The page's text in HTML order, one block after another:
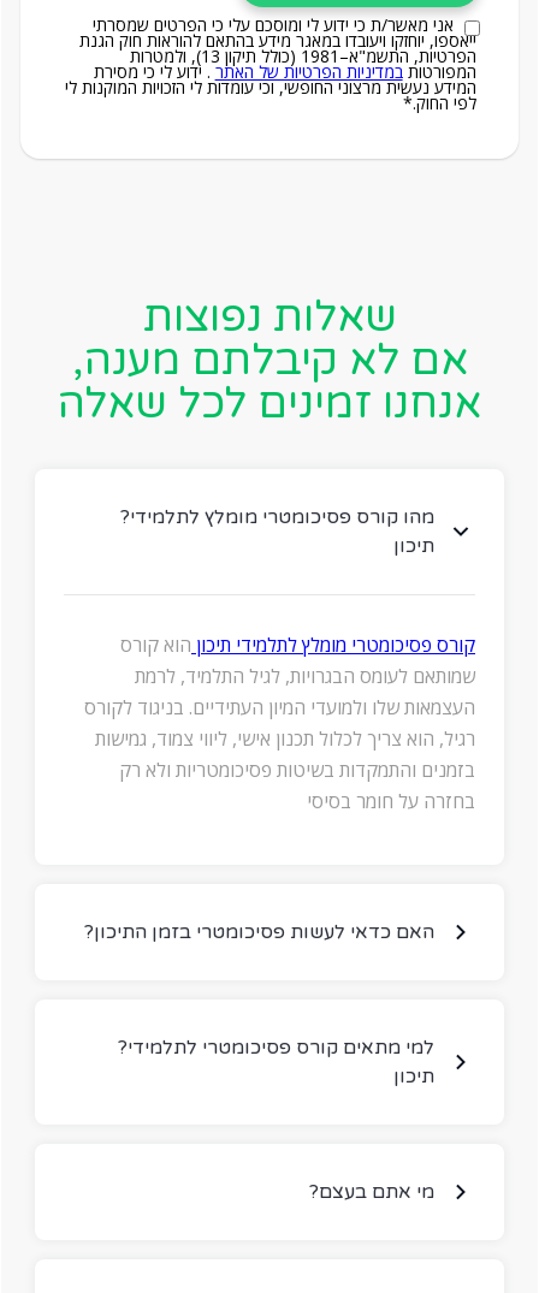
אני מאשר/ת כי ידוע לי ומוסכם עלי כי הפרטים שמסרתי
ייאספו, יוחזקו ויעובדו במאגר מידע בהתאם להוראות חוק הגנת
הפרטיות, התשמ"א–1981 (כולל תיקון 13), ולמטרות
המפורטות במדיניות הפרטיות של האתר . ידוע לי כי מסירת
המידע נעשית מרצוני החופשי, וכי עומדות לי הזכויות המוקנות לי
לפי החוק.*
שאלות נפוצות
אם לא קיבלתם מענה,
אנחנו זמינים לכל שאלה
?מהו קורס פסיכומטרי מומלץ לתלמידי
תיכון
קורס פסיכומטרי מומלץ לתלמידי תיכון הוא קורס
שמותאם לעומס הבגרויות, לגיל התלמיד, לרמת
העצמאות שלו ולמועדי המיון העתידיים. בניגוד לקורס
רגיל, הוא צריך לכלול תכנון אישי, ליווי צמוד, גמישות
בזמנים והתמקדות בשיטות פסיכומטריות ולא רק
בחזרה על חומר בסיסי
?האם כדאי לעשות פסיכומטרי בזמן התיכון
?למי מתאים קורס פסיכומטרי לתלמידי
תיכון
?מי אתם בעצם